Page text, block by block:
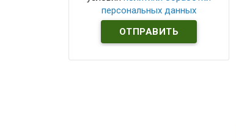
персональных данных